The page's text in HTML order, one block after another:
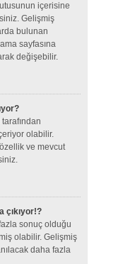
içerisine
Gelişmiş
bulunan
sayfasına
değişebilir.
olabilir.
ve mevcut
çıkıyor!?
sonuç olduğu
olabilir. Gelişmiş
daha fazla